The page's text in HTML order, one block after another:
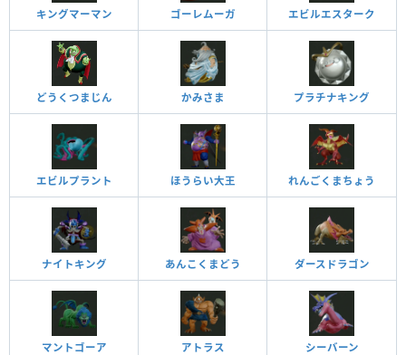
キングマーマン ゴーレムーガ エビルエスターク
どうくつまじん かみさま プラチナキング
エビルプラント ほうらい大王 れんごくまちょう
ナイトキング あんこくまどう ダースドラゴン
マントゴーア アトラス シーバーン